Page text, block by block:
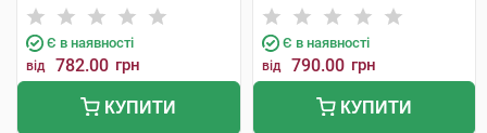
недоліків шкіри 50 мл 1
флакон
Інтернаціональ
Є в наявності
від 782.00 грн
КУПИТИ
Є в наявності
від 790.00 грн
КУПИТИ